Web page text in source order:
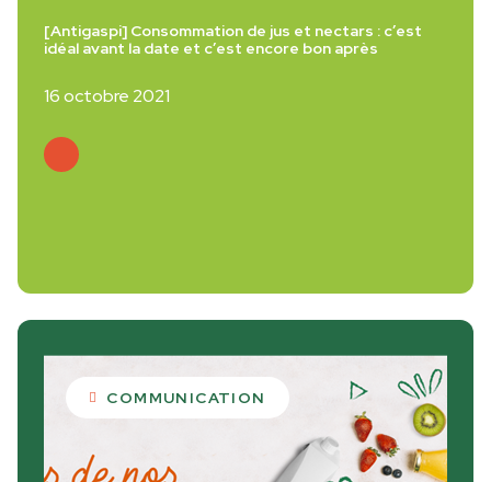
[Antigaspi] Consommation de jus et nectars : c’est
idéal avant la date et c’est encore bon après
16 octobre 2021
COMMUNICATION